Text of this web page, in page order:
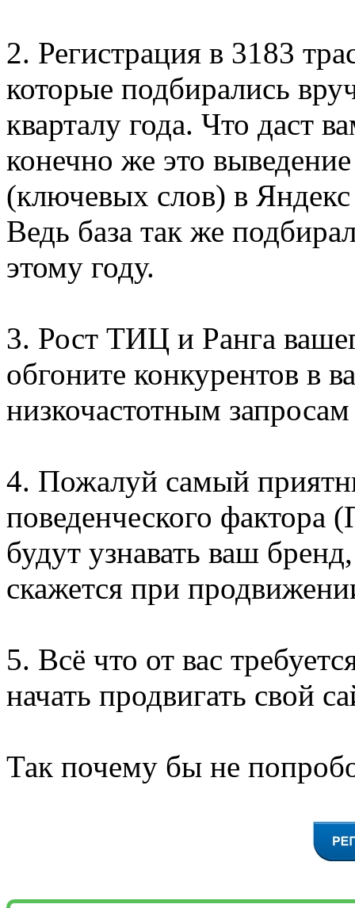
2. Регистрация в 3183
которые подбирались
кварталу года. Что даст
конечно же это
(ключевых слов) в
Ведь база так же
этому году.
3. Рост ТИЦ и Ранга
обгоните конкурентов в
низкочастотным
4. Пожалуй самый
поведенческого
будут узнавать ваш
скажется при
5. Всё что от вас
начать продвигать свой
Так почему бы не